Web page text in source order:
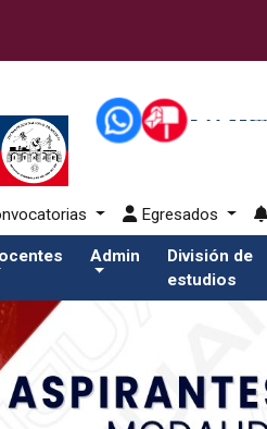
Egresados
Admin
División de
estudios